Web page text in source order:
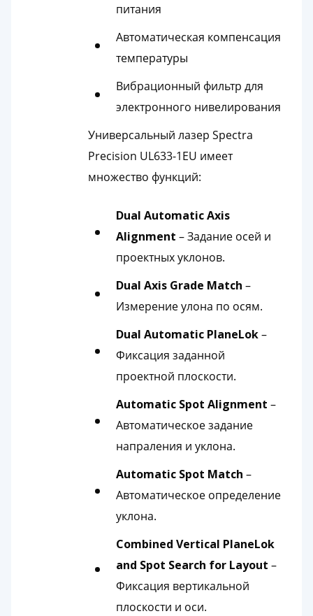
питания
Автоматическая компенсация
температуры
Вибрационный фильтр для
электронного нивелирования
Универсальный лазер Spectra
Precision UL633-1EU имеет
множество функций:
Dual Automatic Axis
Alignment – Задание осей и
проектных уклонов.
Dual Axis Grade Match –
Измерение улона по осям.
Dual Automatic PlaneLok–
Фиксация заданной
проектной плоскости.
Automatic Spot Alignment –
Автоматическое задание
напраления и уклона.
Automatic Spot Match –
Автоматическое определение
уклона.
Combined Vertical PlaneLok
and Spot Search for Layout –
Фиксация вертикальной
плоскости и оси.